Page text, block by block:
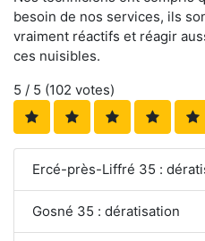
besoin de nos services, ils
vraiment réactifs et réagir
ces nuisibles.
5 / 5 (102 votes)
Ercé-près-Liffré 35 :
Gosné 35 : dératisation